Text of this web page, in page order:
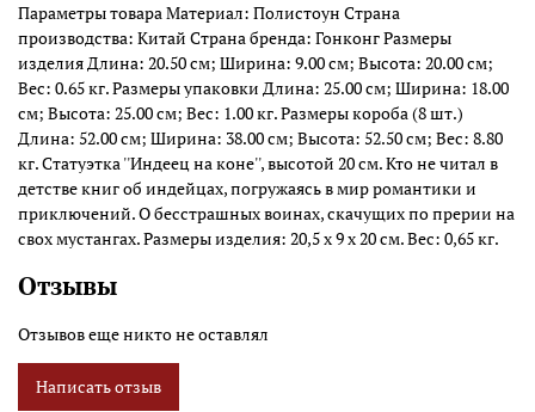
Параметры товара Материал: Полистоун Страна
производства: Китай Страна бренда: Гонконг Размеры
изделия Длина: 20.50 см; Ширина: 9.00 см; Высота: 20.00 см;
Вес: 0.65 кг. Размеры упаковки Длина: 25.00 см; Ширина: 18.00
см; Высота: 25.00 см; Вес: 1.00 кг. Размеры короба (8 шт.)
Длина: 52.00 см; Ширина: 38.00 см; Высота: 52.50 см; Вес: 8.80
кг. Статуэтка ''Индеец на коне'', высотой 20 см. Кто не читал в
детстве книг об индейцах, погружаясь в мир романтики и
приключений. О бесстрашных воинах, скачущих по прерии на
свох мустангах. Размеры изделия: 20,5 x 9 x 20 см. Вес: 0,65 кг.
Отзывы
Отзывов еще никто не оставлял
Написать отзыв